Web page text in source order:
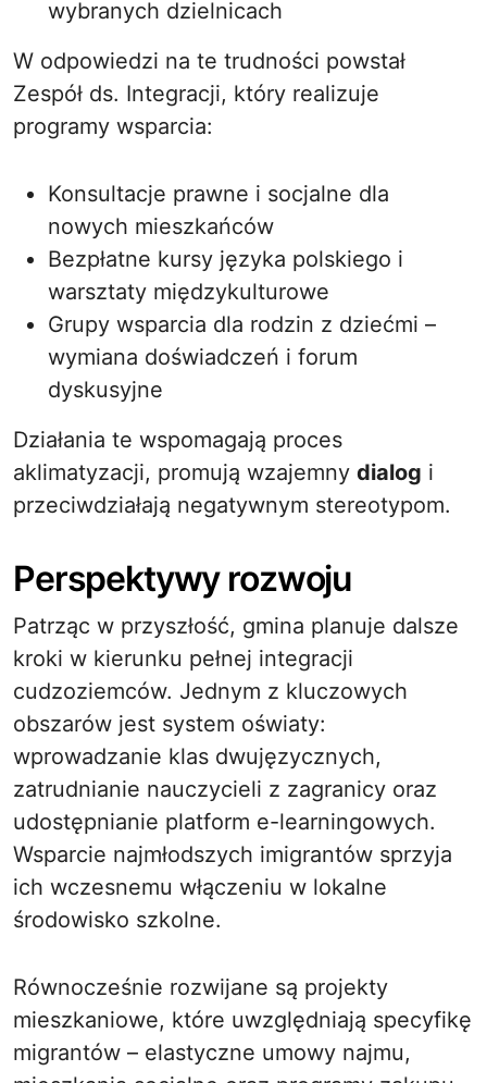
wybranych dzielnicach
W odpowiedzi na te trudności powstał
Zespół ds. Integracji, który realizuje
programy wsparcia:
Konsultacje prawne i socjalne dla
nowych mieszkańców
Bezpłatne kursy języka polskiego i
warsztaty międzykulturowe
Grupy wsparcia dla rodzin z dziećmi –
wymiana doświadczeń i forum
dyskusyjne
Działania te wspomagają proces
aklimatyzacji, promują wzajemny dialog i
przeciwdziałają negatywnym stereotypom.
Perspektywy rozwoju
Patrząc w przyszłość, gmina planuje dalsze
kroki w kierunku pełnej integracji
cudzoziemców. Jednym z kluczowych
obszarów jest system oświaty:
wprowadzanie klas dwujęzycznych,
zatrudnianie nauczycieli z zagranicy oraz
udostępnianie platform e-learningowych.
Wsparcie najmłodszych imigrantów sprzyja
ich wczesnemu włączeniu w lokalne
środowisko szkolne.
Równocześnie rozwijane są projekty
mieszkaniowe, które uwzględniają specyfikę
migrantów – elastyczne umowy najmu,